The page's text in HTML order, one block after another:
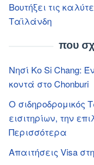
Βουτήξει τις
Ταϊλάνδη
που
Νησί Ko Si Chang:
κοντά στο Chonburi
Ο σιδηροδρομικός
εισιτηρίων, την
Περισσότερα
Απαιτήσεις Visa